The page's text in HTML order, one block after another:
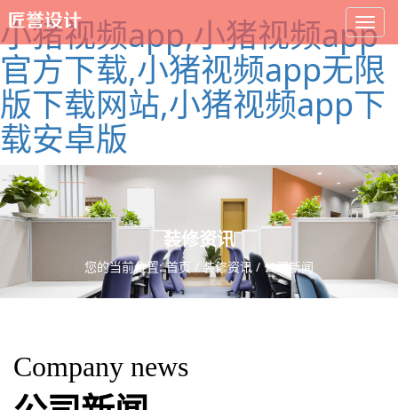
小猪视频app,小猪视频app
官方下载,小猪视频app无限
版下载网站,小猪视频app下
载安卓版
装修资讯
您的当前位置:首页 / 装修资讯 / 公司新闻
Company news